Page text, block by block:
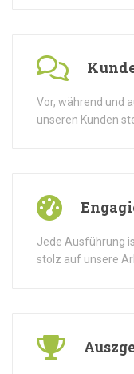
Vor, während und
unseren Kunden
Jede Ausführung
stolz auf unsere